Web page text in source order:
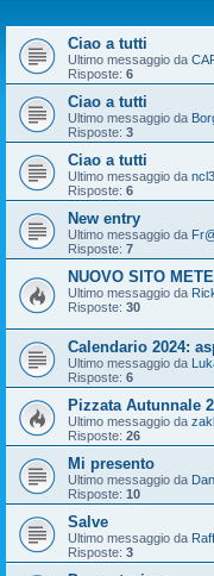
Ciao a tutti
Ultimo messaggio da
Risposte: 6
Ciao a tutti
Ultimo messaggio da
Risposte: 3
Ciao a tutti
Ultimo messaggio da ncl3
Risposte: 6
New entry
Ultimo messaggio da
Risposte: 7
NUOVO SITO
Ultimo messaggio da
Risposte: 30
Calendario 2024:
Ultimo messaggio da
Risposte: 6
Pizzata Autunnale
Ultimo messaggio da
Risposte: 26
Mi presento
Ultimo messaggio da
Risposte: 10
Salve
Ultimo messaggio da
Risposte: 3